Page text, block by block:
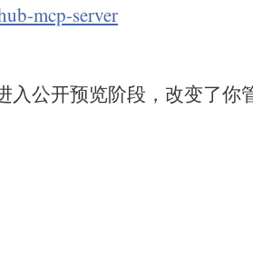
mcp-server
入公开预览阶段，改变了你